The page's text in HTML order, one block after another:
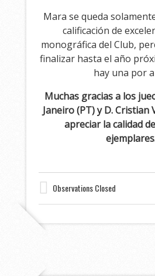
Mara se queda
calificación de
monográfica del Club,
finalizar hasta el año
hay una por
Muchas gracias a los
Janeiro (PT) y D. Cristian
apreciar la calidad
Observations Closed